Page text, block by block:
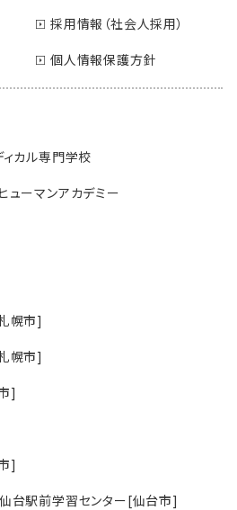
採用情報（社会人採用）
個人情報保護方針
ィカル専門学校
ューマンアカデミー
幌市]
幌市]
]
]
台駅前学習センター[仙台市]